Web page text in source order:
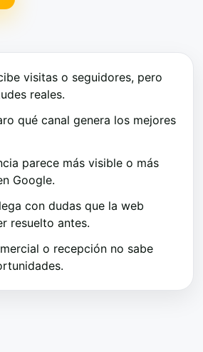
visitas o seguidores, pero
reales.
qué canal genera los mejores
parece más visible o más
Google.
con dudas que la web
resuelto antes.
o recepción no sabe